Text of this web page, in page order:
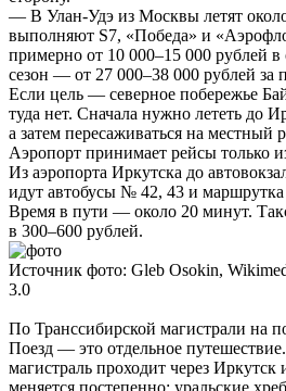
— В Улан-Удэ из Москвы летят
выполняют S7, «Победа» и
примерно от 10 000–15 000 рублей в
сезон — от 27 000–38 000 рублей за
Если цель — северное побережье
туда нет. Сначала нужно лететь до
а затем пересаживаться на местный
Аэропорт принимает рейсы только
Из аэропорта Иркутска до
идут автобусы № 42, 43 и
Время в пути — около 20 минут.
в 300–600 рублей.
Источник фото: Gleb Osokin,
3.0
По Транссибирской магистрали на
Поезд — это отдельное
магистраль проходит через